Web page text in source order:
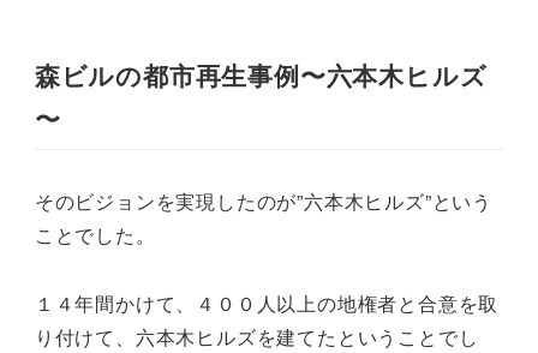
森ビルの都市再生事例〜六本木ヒルズ
〜
そのビジョンを実現したのが”六本木ヒルズ”という
ことでした。
１４年間かけて、４００人以上の地権者と合意を取
り付けて、六本木ヒルズを建てたということでし